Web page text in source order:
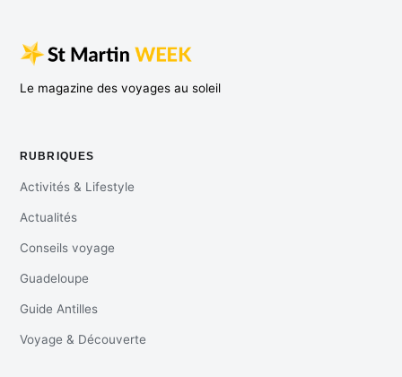
Le magazine des voyages au soleil
RUBRIQUES
Activités & Lifestyle
Actualités
Conseils voyage
Guadeloupe
Guide Antilles
Voyage & Découverte